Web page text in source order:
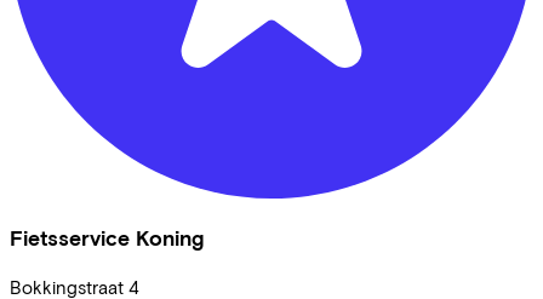
Fietsservice Koning
Bokkingstraat 4